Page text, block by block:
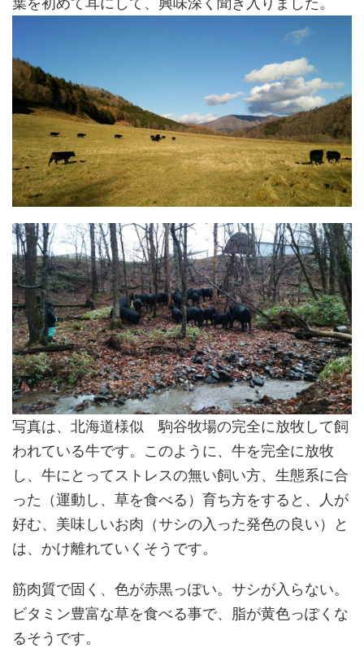
写真は、北海道様似 駒谷牧場の完全に放牧して飼
われている牛です。このように、牛を完全に放牧
し、牛にとってストレスの無い飼い方、生態系に合
った（運動し、草を食べる）育ち方をすると、人が
好む、美味しいお肉（サシの入った発色の良い）と
は、かけ離れていくそうです。
筋肉質で固く、色が赤黒っぽい。サシが入らない。
ビタミン豊富な草を食べる事で、脂が黄色っぽくな
るそうです。